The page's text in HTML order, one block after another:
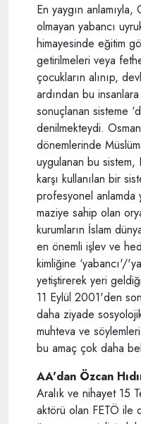
En yaygın anlamıyla,
olmayan yabancı
himayesinde eğitim
getirilmeleri veya
çocukların alınıp,
ardından bu
sonuçlanan sisteme
denilmekteydi.
dönemlerinde
uygulanan bu sistem,
karşı kullanılan bir
profesyonel anlamda
maziye sahip olan
kurumların İslam
en önemli işlev ve
kimliğine ‘yabancı'/
yetiştirerek yeri
11 Eylül 2001'den
daha ziyade
muhteva ve
bu amaç çok daha
AA'dan Özcan
Aralık ve nihayet 15
aktörü olan FETÖ ile